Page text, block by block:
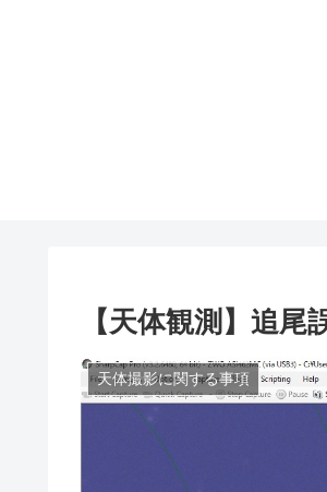
【天体観測】追
天体撮影に関する事項